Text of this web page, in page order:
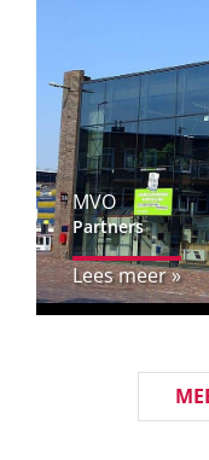
MVO
Partners
Lees meer »